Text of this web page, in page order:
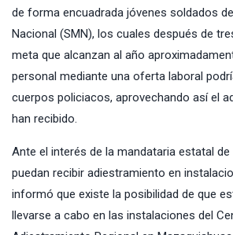
de forma encuadrada jóvenes soldados
Nacional (SMN), los cuales después de
meta que alcanzan al año
personal mediante una oferta laboral
cuerpos policiacos, aprovechando así el
han recibido.
Ante el interés de la mandataria estatal
puedan recibir adiestramiento en
informó que existe la posibilidad de que
llevarse a cabo en las instalaciones del